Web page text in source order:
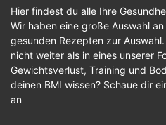
Hier findest du alle Ihre
Wir haben eine große Auswahl
gesunden Rezepten zur
nicht weiter als in eines unserer
Gewichtsverlust, Training und
deinen BMI wissen? Schaue dir
an